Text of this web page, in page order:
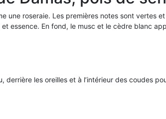
une roseraie. Les premières notes sont vertes
essence. En fond, le musc et le cèdre blanc
derrière les oreilles et à l’intérieur des coudes